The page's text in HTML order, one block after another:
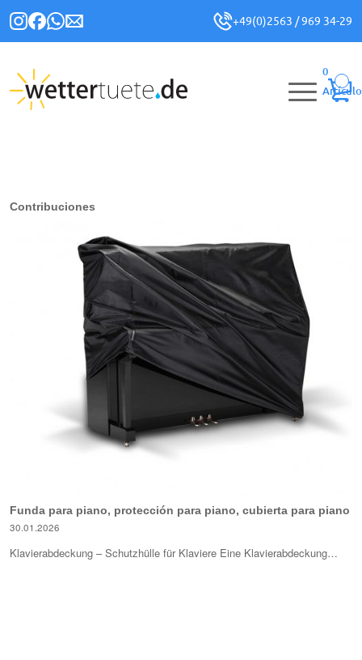
+49(0)2563 / 969 34-29
0
Artículo
Contribuciones
Funda para piano, protección para piano, cubierta para piano
30.01.2026
Klavierabdeckung – Schutzhülle für Klaviere Eine Klavierabdeckung…